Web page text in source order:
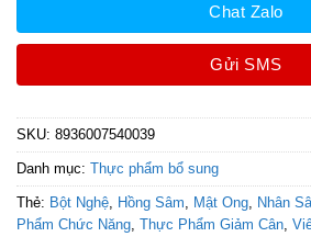
Chat Zalo
Gửi SMS
SKU: 8936007540039
Danh mục: Thực phẩm bổ sung
Thẻ: Bột Nghệ, Hồng Sâm, Mật Ong, Nhân
Phẩm Chức Năng, Thực Phẩm Giảm Cân,